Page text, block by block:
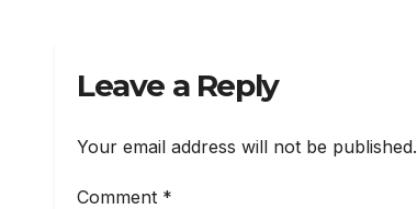
Leave a Reply
Your email address will not be published.
Comment *